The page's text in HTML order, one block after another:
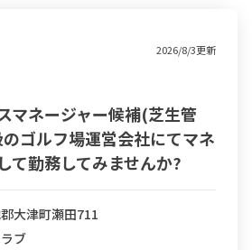
2026/8/3更新
マネージャー候補(芝生管
ゴルフ場運営会社にてマネ
て勤務してみませんか?
大津町瀬田711
ブ